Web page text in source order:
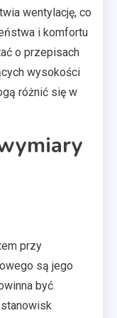
wentylację, co
i komfortu
o przepisach
wysokości
różnić się w
przy
są jego
być